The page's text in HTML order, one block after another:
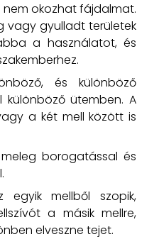
nem okozhat fájdalmat.
vagy gyulladt területek
a használatot, és
és különböző
különböző ütemben. A
a két mell között is
borogatással és
mellből szopik,
a másik mellre,
elveszne tejet.